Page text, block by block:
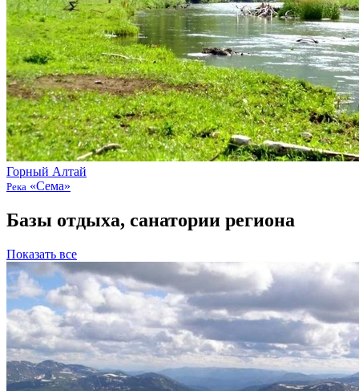
Горный Алтай
Река «Сема»
Базы отдыха, санатории региона
Показать все